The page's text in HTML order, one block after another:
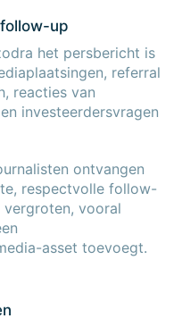
up
het persbericht is
referral
reacties van
investeerdersvragen
ontvangen
respectvolle follow-
vergroten, vooral
asset toevoegt.